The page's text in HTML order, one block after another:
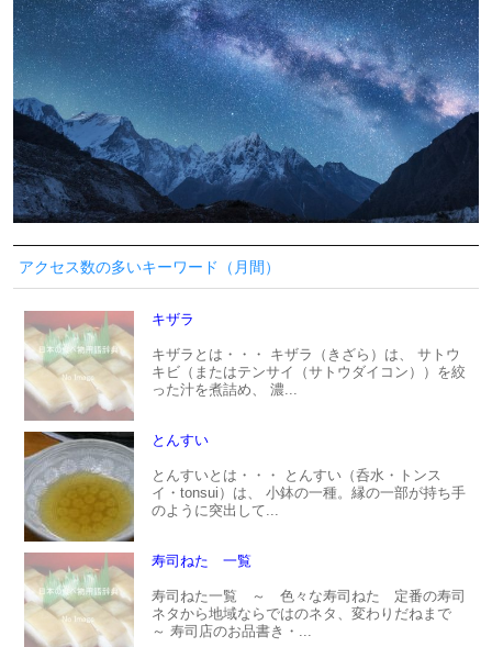
アクセス数の多いキーワード（月間）
キザラ
キザラとは・・・ キザラ（きざら）は、 サトウ
キビ（またはテンサイ（サトウダイコン））を絞
った汁を煮詰め、 濃...
とんすい
とんすいとは・・・ とんすい（呑水・トンス
イ・tonsui）は、 小鉢の一種。縁の一部が持ち手
のように突出して...
寿司ねた 一覧
寿司ねた一覧 ～ 色々な寿司ねた 定番の寿司
ネタから地域ならではのネタ、変わりだねまで
～ 寿司店のお品書き・...